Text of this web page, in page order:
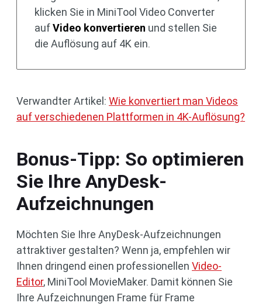
klicken Sie in MiniTool Video Converter
aufVideo konvertieren und stellen Sie
die Auflösung auf 4K ein.
Verwandter Artikel: Wie konvertiert man Videos
auf verschiedenen Plattformen in 4K-Auflösung?
Bonus-Tipp: So optimieren
Sie Ihre AnyDesk-
Aufzeichnungen
Möchten Sie Ihre AnyDesk-Aufzeichnungen
attraktiver gestalten? Wenn ja, empfehlen wir
Ihnen dringend einen professionellen Video-
Editor, MiniTool MovieMaker. Damit können Sie
Ihre Aufzeichnungen Frame für Frame